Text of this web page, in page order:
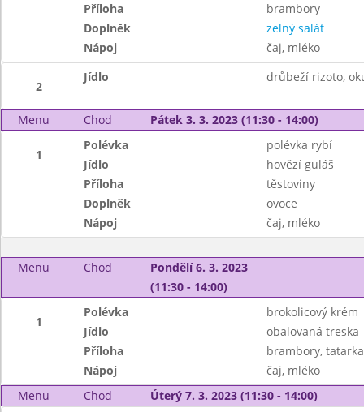
Příloha
brambory
Doplněk
zelný salát
Nápoj
čaj, mléko
2
Jídlo drůbeží rizoto,
Menu Chod Pátek 3. 3. 2023 (11:30 - 14:00)
1
Polévka
polévka rybí
Jídlo
hovězí guláš
Příloha
těstoviny
Doplněk
ovoce
Nápoj
čaj, mléko
Menu Chod
Pondělí 6. 3. 2023
(11:30 - 14:00)
1
Polévka
brokolicový krém
Jídlo
obalovaná treska
Příloha
brambory,
Nápoj
čaj, mléko
Menu
Chod Úterý 7. 3. 2023 (11:30 - 14:00)